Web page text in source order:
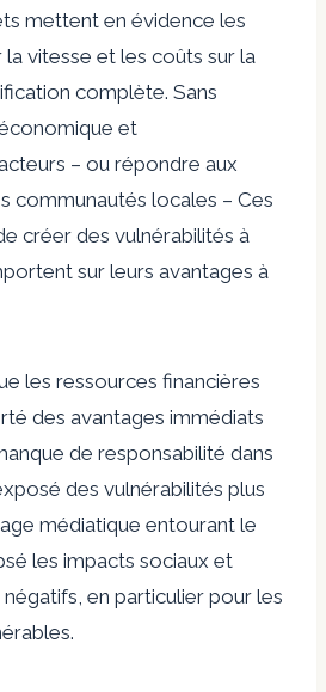
mettent en évidence les
vitesse et les coûts sur la
complète. Sans
et
– ou répondre aux
communautés locales – Ces
créer des vulnérabilités à
sur leurs avantages à
les ressources financières
des avantages immédiats
de responsabilité dans
des vulnérabilités plus
médiatique entourant le
les impacts sociaux et
en particulier pour les